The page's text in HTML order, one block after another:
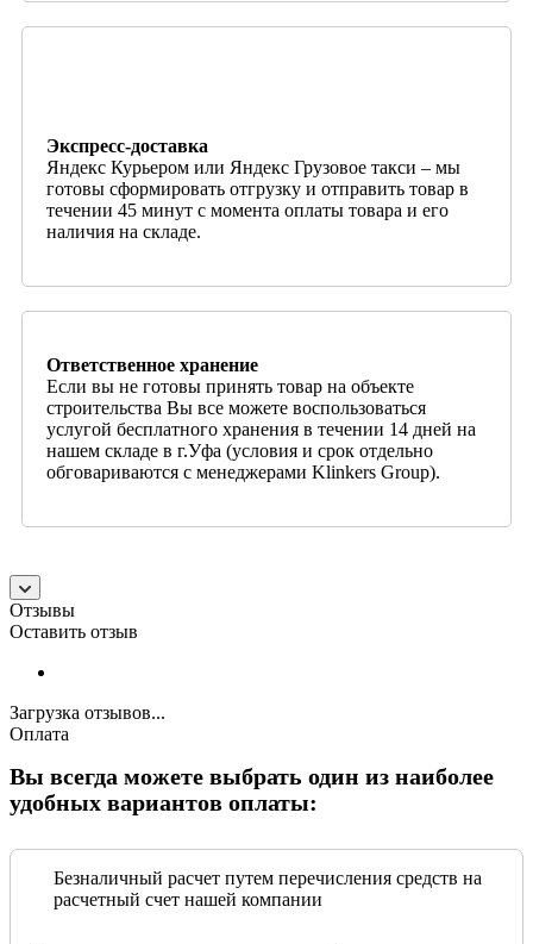
Экспресс-доставка
Яндекс Курьером или Яндекс Грузовое такси – мы
готовы сформировать отгрузку и отправить товар в
течении 45 минут с момента оплаты товара и его
наличия на складе.
Ответственное хранение
Если вы не готовы принять товар на объекте
строительства Вы все можете воспользоваться
услугой бесплатного хранения в течении 14 дней на
нашем складе в г.Уфа (условия и срок отдельно
обговариваются с менеджерами Klinkers Group).
Отзывы
Оставить отзыв
Загрузка отзывов...
Оплата
Вы всегда можете выбрать один из наиболее
удобных вариантов оплаты:
Безналичный расчет путем перечисления средств на
расчетный счет нашей компании